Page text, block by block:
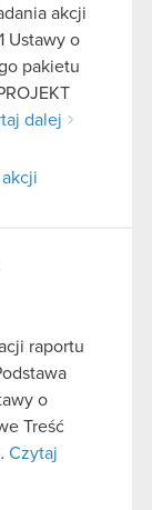
akcji
Ustawy o
pakietu
dalej
raportu
o
Treść
Czytaj